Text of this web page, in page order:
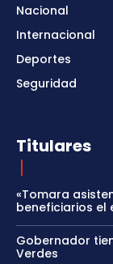
Nacional
Internacional
Deportes
Seguridad
Titulares
«Tomara
beneficiarios el
Gobernador
Verdes